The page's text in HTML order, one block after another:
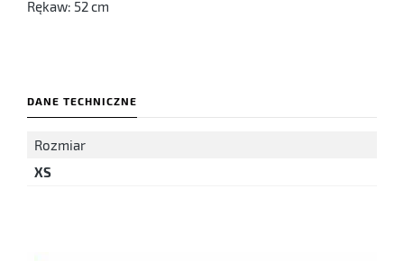
Rękaw: 52 cm
DANE TECHNICZNE
Rozmiar
XS